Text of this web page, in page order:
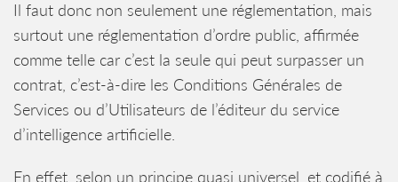
Il faut donc non seulement une réglementation, mais
surtout une réglementation d’ordre public, affirmée
comme telle car c’est la seule qui peut surpasser un
contrat, c’est-à-dire les Conditions Générales de
Services ou d’Utilisateurs de l’éditeur du service
d’intelligence artificielle.
En effet, selon un principe quasi universel, et codifié à